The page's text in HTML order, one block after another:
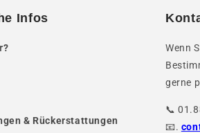
Infos
& Rückerstattungen
Wenn
gerne
📞
📧.